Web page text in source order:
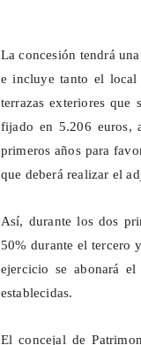
La concesión tendrá
e incluye tanto el local
terrazas exteriores que
fijado en 5.206 euros,
primeros años para
que deberá realizar el
Así, durante los dos
50% durante el tercero
ejercicio se abonará
establecidas.
El concejal de